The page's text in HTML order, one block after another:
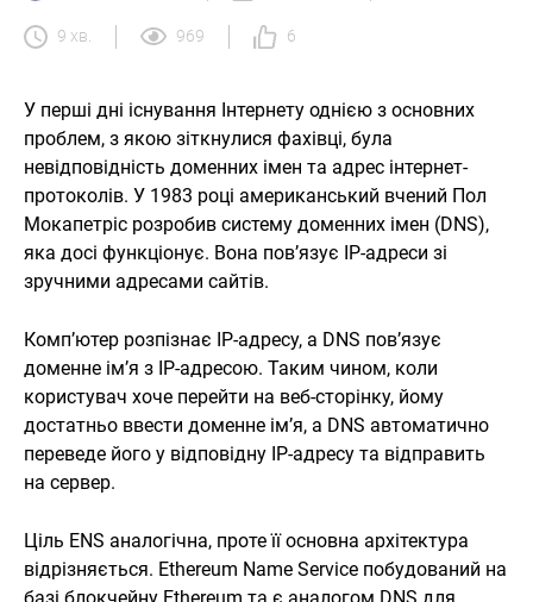
9 хв. 969 6
У перші дні існування Інтернету однією з основних
проблем, з якою зіткнулися фахівці, була
невідповідність доменних імен та адрес інтернет-
протоколів. У 1983 році американський вчений Пол
Мокапетріс розробив систему доменних імен (DNS),
яка досі функціонує. Вона пов’язує IP-адреси зі
зручними адресами сайтів.
Комп’ютер розпізнає IP-адресу, а DNS пов’язує
доменне ім’я з IP-адресою. Таким чином, коли
користувач хоче перейти на веб-сторінку, йому
достатньо ввести доменне ім’я, а DNS автоматично
переведе його у відповідну IP-адресу та відправить
на сервер.
Ціль ENS аналогічна, проте її основна архітектура
відрізняється. Ethereum Name Service побудований на